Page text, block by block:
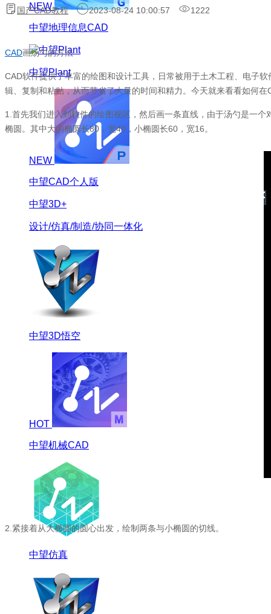
NEW
中望地理信息CAD
中望Plant
NEW
中望CAD个人版
中望3D+
设计/仿真/制造/协同一体化
中望3D悟空
HOT
中望机械CAD
中望仿真
国产CAD教程 2023-08-24 10:00:57 1222
CAD画汤勺的方法
CAD软件提供了丰富的绘图和设计工具，日常被用于土木工程、电子
辑、复制和粘贴，从而节省了大量的时间和精力。今天就来看看如何在
1. 首先我们进入到软件的绘图视区，然后画一条直线，由于汤勺是一
椭圆。其中大的椭圆长80 ，宽40 ，小椭圆长60 ，宽16。
2. 紧接着从大椭圆的圆心出发，绘制两条与小椭圆的切线。